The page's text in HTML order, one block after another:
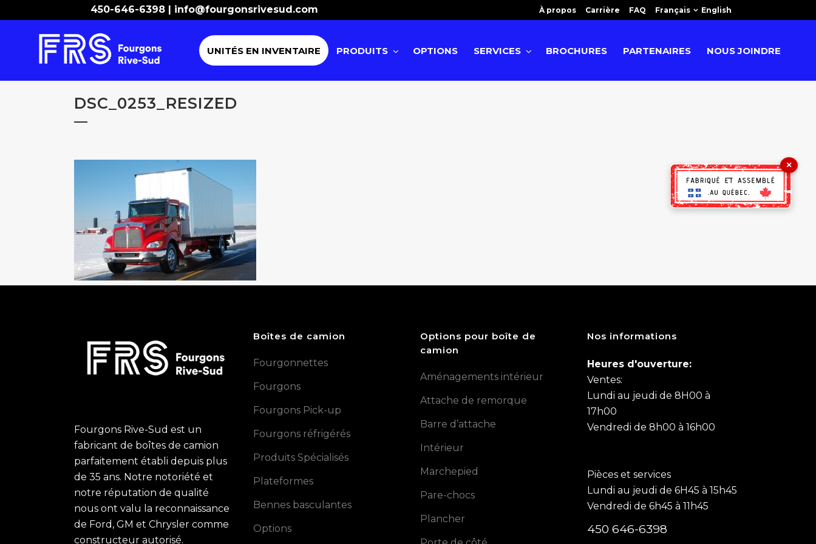
450-646-6398 | info@fourgonsrivesud.com À propos Carrière FAQ Français English
UNITÉS EN INVENTAIRE PRODUITS OPTIONS SERVICES BROCHURES PARTENAIRES NOUS JOINDRE
DSC_0253_RESIZED
Fourgons Rive-Sud est un
fabricant de boîtes de camion
parfaitement établi depuis plus
de 35 ans. Notre notoriété et
notre réputation de qualité
nous ont valu la reconnaissance
de Ford, GM et Chrysler comme
constructeur autorisé.
Boîtes de camion
Fourgonnettes
Fourgons
Fourgons Pick-up
Fourgons réfrigérés
Produits Spécialisés
Plateformes
Bennes basculantes
Options
Options pour boîte de
camion
Aménagements intérieur
Attache de remorque
Barre d’attache
Intérieur
Marchepied
Pare-chocs
Plancher
Nos informations
Heures d'ouverture:
Ventes:
Lundi au jeudi de 8H00 à
17h00
Vendredi de 8h00 à 16h00
Pièces et services
Lundi au jeudi de 6H45 à 15h45
Vendredi de 6h45 à 11h45
450 646-6398
×